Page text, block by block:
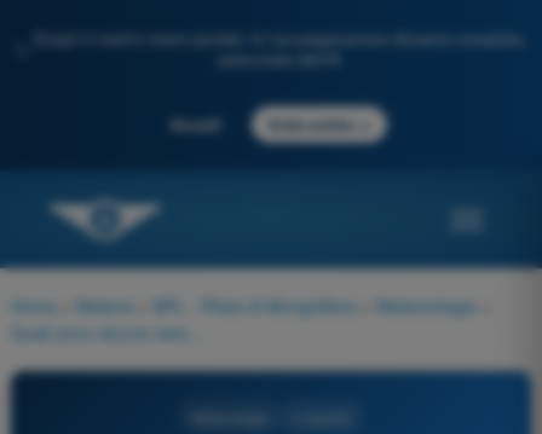
Scopri il nostro nuovo portale: la tua preparazione d'esame completa,
Accedi Inizia subito
Home Materie BPL - Pilota di Mongolfiera Meteorologia